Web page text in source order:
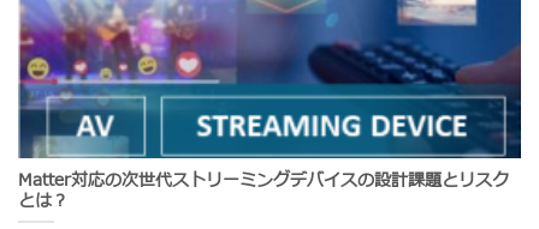
Matter対応の次世代ストリーミングデバイスの設計課題とリスク
とは？